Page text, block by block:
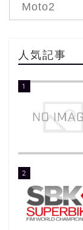
Moto2
人気記事
1
2